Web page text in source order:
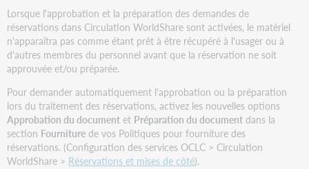
Lorsque l'approbation et la préparation des demandes de
réservations dans Circulation WorldShare sont activées, le matériel
n'apparaîtra pas comme étant prêt à être récupéré à l'usager ou à
d'autres membres du personnel avant que la réservation ne soit
approuvée et/ou préparée.
Pour demander automatiquement l'approbation ou la préparation
lors du traitement des réservations, activez les nouvelles options
Approbation du document et Préparation du document dans la
section Fourniture de vos Politiques pour fourniture des
réservations. (Configuration des services OCLC > Circulation
WorldShare > Réservations et mises de côté).